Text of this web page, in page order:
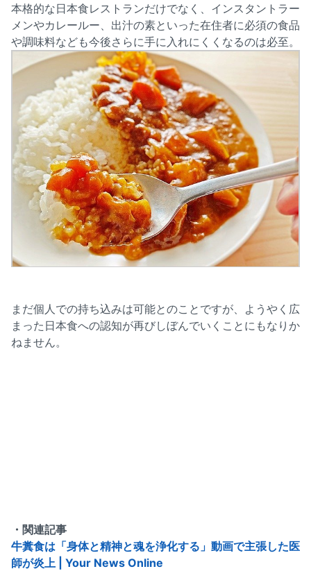
本格的な日本食レストランだけでなく、インスタントラー
メンやカレールー、出汁の素といった在住者に必須の食品
や調味料なども今後さらに手に入れにくくなるのは必至。
まだ個人での持ち込みは可能とのことですが、ようやく広
まった日本食への認知が再びしぼんでいくことにもなりか
ねません。
・関連記事
牛糞食は「身体と精神と魂を浄化する」動画で主張した医
師が炎上 | Your News Online